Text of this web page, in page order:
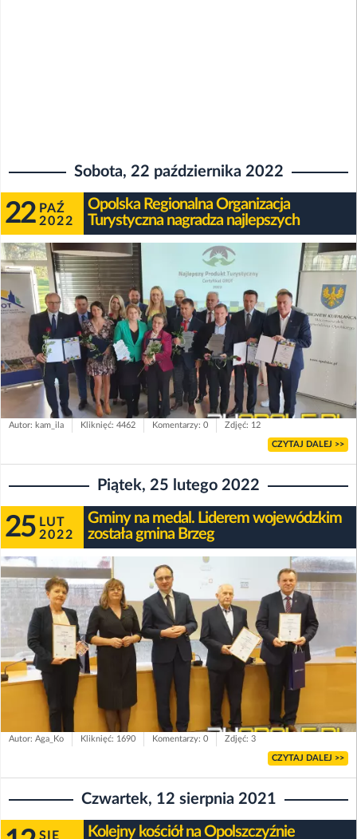
Sobota, 22 października 2022
22 PAŹ
2022
Opolska Regionalna Organizacja
Turystyczna nagradza najlepszych
Autor: kam_ila Kliknięć: 4462 Komentarzy: 0 Zdjęć: 12
CZYTAJ DALEJ >>
Piątek, 25 lutego 2022
25 LUT
2022
Gminy na medal. Liderem wojewódzkim
została gmina Brzeg
Autor: Aga_Ko Kliknięć: 1690 Komentarzy: 0 Zdjęć: 3
CZYTAJ DALEJ >>
Czwartek, 12 sierpnia 2021
SIE Kolejny kościół na Opolszczyźnie